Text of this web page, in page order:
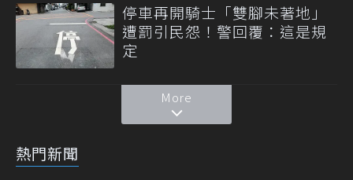
停車再開騎士「雙腳未著地」
遭罰引民怨！警回覆：這是規
定
More
熱門新聞